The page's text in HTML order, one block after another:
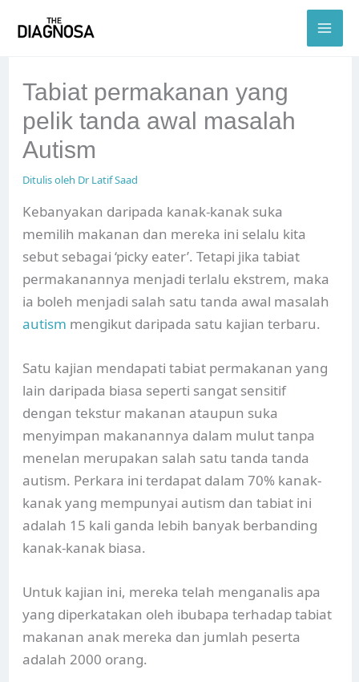
Tabiat permakanan yang
pelik tanda awal masalah
Autism
Ditulis oleh Dr Latif Saad
Kebanyakan daripada kanak-kanak suka
memilih makanan dan mereka ini selalu kita
sebut sebagai ‘picky eater’. Tetapi jika tabiat
permakanannya menjadi terlalu ekstrem, maka
ia boleh menjadi salah satu tanda awal masalah
autism mengikut daripada satu kajian terbaru.
Satu kajian mendapati tabiat permakanan yang
lain daripada biasa seperti sangat sensitif
dengan tekstur makanan ataupun suka
menyimpan makanannya dalam mulut tanpa
menelan merupakan salah satu tanda tanda
autism. Perkara ini terdapat dalam 70% kanak-
kanak yang mempunyai autism dan tabiat ini
adalah 15 kali ganda lebih banyak berbanding
kanak-kanak biasa.
Untuk kajian ini, mereka telah menganalis apa
yang diperkatakan oleh ibubapa terhadap tabiat
makanan anak mereka dan jumlah peserta
adalah 2000 orang.